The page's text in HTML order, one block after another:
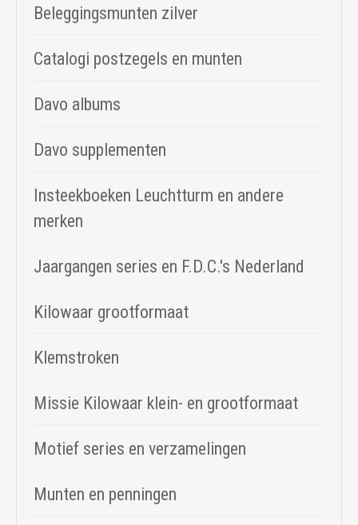
Beleggingsmunten zilver
Catalogi postzegels en munten
Davo albums
Davo supplementen
Insteekboeken Leuchtturm en andere
merken
Jaargangen series en F.D.C.'s Nederland
Kilowaar grootformaat
Klemstroken
Missie Kilowaar klein- en grootformaat
Motief series en verzamelingen
Munten en penningen